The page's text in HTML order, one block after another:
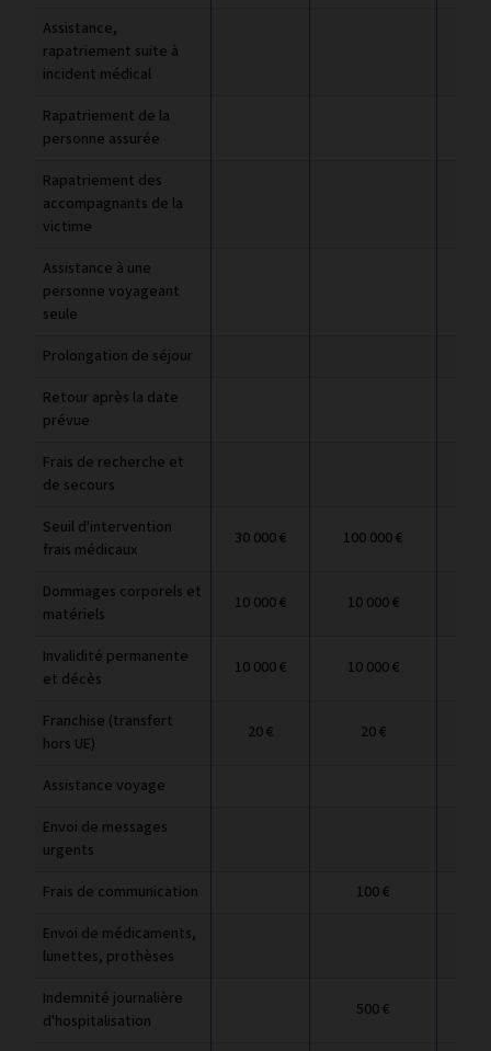
Assistance,
rapatriement suite à
incident médical
Rapatriement de la
personne assurée
Rapatriement des
accompagnants de la
victime
Assistance à une
personne voyageant
seule
Prolongation de séjour
Retour après la date
prévue
Frais de recherche et
de secours
Seuil d'intervention
frais médicaux
30 000 € 100 000 €
Dommages corporels et
matériels
10 000 € 10 000 €
Invalidité permanente
et décès
10 000 € 10 000 €
Franchise (transfert
hors UE)
20 € 20 €
Assistance voyage
Envoi de messages
urgents
Frais de communication
100 €
Envoi de médicaments,
lunettes, prothèses
Indemnité journalière
d'hospitalisation
500 €